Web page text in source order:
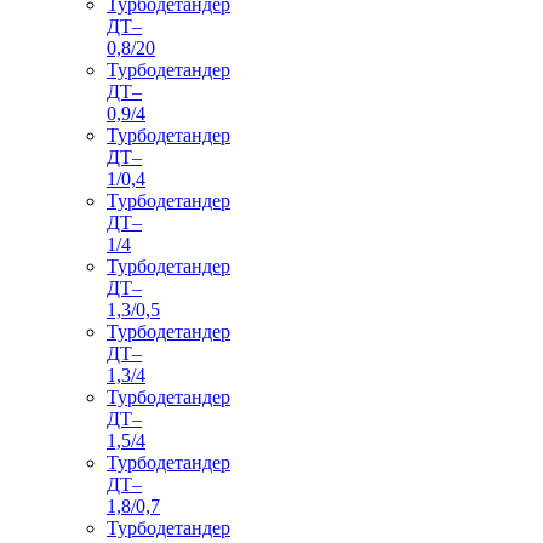
ДТ–
0,8/20
Турбодетандер
ДТ–
0,9/4
Турбодетандер
ДТ–
1/0,4
Турбодетандер
ДТ–
1/4
Турбодетандер
ДТ–
1,3/0,5
Турбодетандер
ДТ–
1,3/4
Турбодетандер
ДТ–
1,5/4
Турбодетандер
ДТ–
1,8/0,7
Турбодетандер